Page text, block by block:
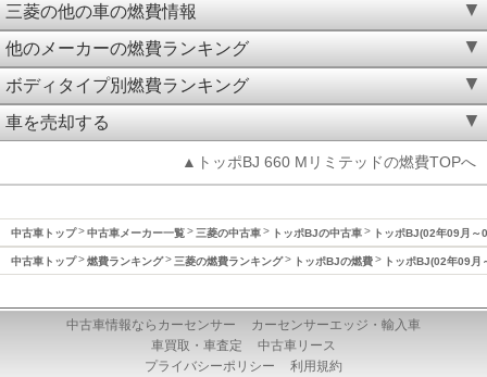
三菱の他の車の燃費情報
他のメーカーの燃費ランキング
ボディタイプ別燃費ランキング
車を売却する
▲トッポBJ 660 Mリミテッドの燃費TOPへ
中古車トップ 中古車メーカー一覧 三菱の中古車 トッポBJの中古車 トッポBJ(02年09月～
中古車トップ 燃費ランキング 三菱の燃費ランキング トッポBJの燃費 トッポBJ(02年09月
中古車情報ならカーセンサー
カーセンサーエッジ・輸入車
車買取・車査定
中古車リース
プライバシーポリシー
利用規約